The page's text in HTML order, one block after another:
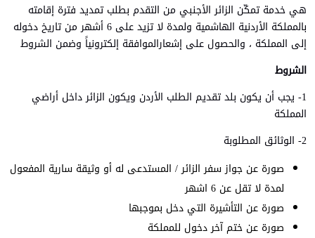
هي خدمة تمكّن الزائر الأجنبي من التقدم بطلب تمديد فترة إقامته
بالمملكة الأردنية الهاشمية ولمدة لا تزيد على 6 أشهر من تاريخ دخوله
إلى المملكة ، والحصول على إشعارالموافقة إلكترونياً وضمن الشروط
الشروط
1- يجب أن يكون بلد تقديم الطلب الأردن ويكون الزائر داخل أراضي
المملكة
2- الوثائق المطلوبة
صورة عن جواز سفر الزائر / المستدعى له أو وثيقة سارية المفعول
لمدة لا تقل عن 6 اشهر
صورة عن التأشيرة التي دخل بموجبها
صورة عن ختم آخر دخول للمملكة